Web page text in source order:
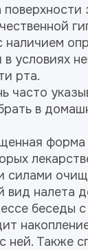
наличием
условиях
рта.
часто
в
силами
вид налета
беседы
ней. Также